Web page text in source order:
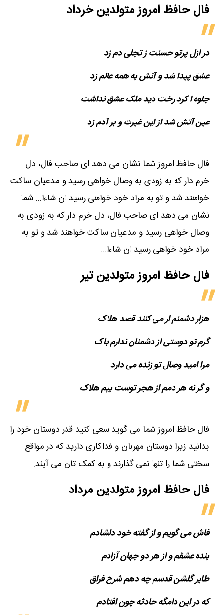
فال حافظ امروز متولدین‌ خرداد
در ازل پرتو حسنت ز تجلی دم زد
عشق پیدا شد و آتش به همه عالم زد
جلوه ا کرد رخت دید ملک عشق نداشت
عین آتش شد از این غیرت و بر آدم زد
فال حافظ امروز شما نشان می دهد ای صاحب فال، دل
خرم دار که به زودی به وصال خواهی رسید و مدعیان ساکت
خواهند شد و تو به مراد خود خواهی رسید ان شاءا... شما
نشان می دهد ای صاحب فال، دل خرم دار که به زودی به
وصال خواهی رسید و مدعیان ساکت خواهند شد و تو به
مراد خود خواهی رسید ان شاءا...
فال حافظ امروز متولدین‌ تیر
هزار دشمنم ار می کنند قصد هلاک
گرم تو دوستی از دشمنان ندارم باک
مرا امید وصال تو زنده می دارد
و گر نه هر دمم از هجر توست بیم هلاک
فال حافظ امروز شما می گوید سعی کنید قدر دوستان خود را
بدانید زیرا دوستان مهربان و فداکاری دارید که در مواقع
سختی شما را تنها نمی گذارند و به کمک تان می آیند.
فال حافظ امروز متولدین‌ مرداد
فاش می گویم و از گفته خود دلشادم
بنده عشقم و از هر دو جهان آزادم
طایر گلشن قدسم چه دهم شرح فراق
که در این دامگه حادثه چون افتادم